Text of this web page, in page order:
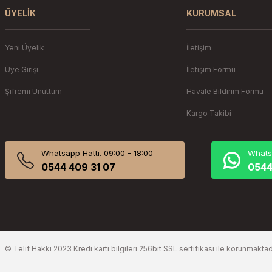
ÜYELIK
Yeni Üyelik
Üye Girişi
Şifremi Unuttum
KURUMSAL
İletişim
İletişim Formu
Havale Bildirim Formu
Kargo Takibi
Whatsapp Hattı. 09:00 - 18:00
0544 409 31 07
© Telif Hakkı 2023 Kredi kartı bilgileri 256bit SSL sertifikası ile